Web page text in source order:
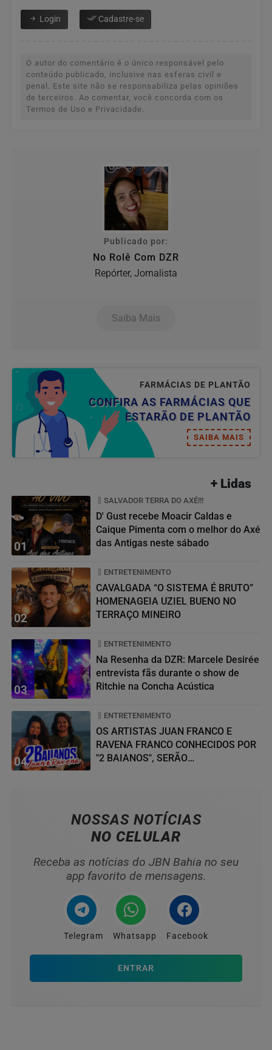
Login Cadastre-se
O autor do comentário é o único responsável pelo
conteúdo publicado, inclusive nas esferas civil e
penal. Este site não se responsabiliza pelas opiniões
de terceiros. Ao comentar, você concorda com os
Termos de Uso e Privacidade.
Publicado por:
No Rolê Com DZR
Repórter, Jornalista
Saiba Mais
FARMÁCIAS DE PLANTÃO
CONFIRA AS FARMÁCIAS QUE
ESTARÃO DE PLANTÃO
SAIBA MAIS
+ Lidas
01
SALVADOR TERRA DO AXÉ!!!
D' Gust recebe Moacir Caldas e
Caique Pimenta com o melhor do Axé
das Antigas neste sábado
02
ENTRETENIMENTO
CAVALGADA “O SISTEMA É BRUTO”
HOMENAGEIA UZIEL BUENO NO
TERRAÇO MINEIRO
03
ENTRETENIMENTO
Na Resenha da DZR: Marcele Desirée
entrevista fãs durante o show de
Ritchie na Concha Acústica
04
ENTRETENIMENTO
OS ARTISTAS JUAN FRANCO E
RAVENA FRANCO CONHECIDOS POR
"2 BAIANOS", SERÃO
NOSSAS NOTÍCIAS
NO CELULAR
Receba as notícias do JBN Bahia no seu
app favorito de mensagens.
Telegram Whatsapp Facebook
ENTRAR